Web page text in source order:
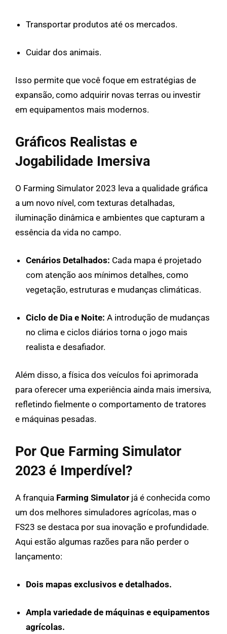
Transportar produtos até os mercados.
Cuidar dos animais.
Isso permite que você foque em estratégias de
expansão, como adquirir novas terras ou investir
em equipamentos mais modernos.
Gráficos Realistas e
Jogabilidade Imersiva
O Farming Simulator 2023 leva a qualidade gráfica
a um novo nível, com texturas detalhadas,
iluminação dinâmica e ambientes que capturam a
essência da vida no campo.
Cenários Detalhados: Cada mapa é projetado
com atenção aos mínimos detalhes, como
vegetação, estruturas e mudanças climáticas.
Ciclo de Dia e Noite: A introdução de mudanças
no clima e ciclos diários torna o jogo mais
realista e desafiador.
Além disso, a física dos veículos foi aprimorada
para oferecer uma experiência ainda mais imersiva,
refletindo fielmente o comportamento de tratores
e máquinas pesadas.
Por Que Farming Simulator
2023 é Imperdível?
A franquia Farming Simulator já é conhecida como
um dos melhores simuladores agrícolas, mas o
FS23 se destaca por sua inovação e profundidade.
Aqui estão algumas razões para não perder o
lançamento:
Dois mapas exclusivos e detalhados.
Ampla variedade de máquinas e equipamentos
agrícolas.